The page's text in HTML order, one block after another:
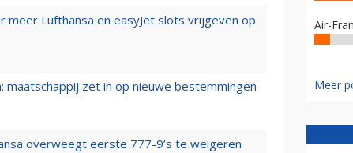
Lufthansa en easyJet slots vrijgeven op
maatschappij zet in op nieuwe bestemmingen
overweegt eerste 777-9’s te weigeren
Air-
Meer